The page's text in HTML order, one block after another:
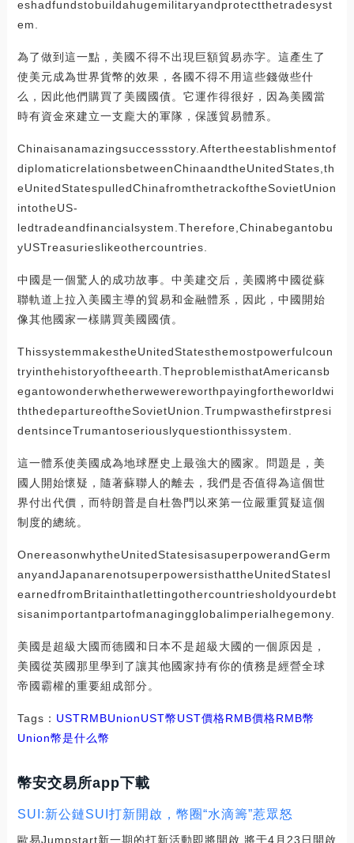
eshadfundstobuildahugemilitaryandprotectthetradesyst
em.
為了做到這一點，美國不得不出現巨額貿易赤字。這產生了
使美元成為世界貨幣的效果，各國不得不用這些錢做些什
么，因此他們購買了美國國債。它運作得很好，因為美國當
時有資金來建立一支龐大的軍隊，保護貿易體系。
Chinaisanamazingsuccessstory.Aftertheestablishmentof
diplomaticrelationsbetweenChinaandtheUnitedStates,th
eUnitedStatespulledChinafromthetrackoftheSovietUnion
intotheUS-
ledtradeandfinancialsystem.Therefore,Chinabegantobu
yUSTreasurieslikeothercountries.
中國是一個驚人的成功故事。中美建交后，美國將中國從蘇
聯軌道上拉入美國主導的貿易和金融體系，因此，中國開始
像其他國家一樣購買美國國債。
ThissystemmakestheUnitedStatesthemostpowerfulcoun
tryinthehistoryoftheearth.TheproblemisthatAmericansb
egantowonderwhetherwewereworthpayingfortheworldwi
ththedepartureoftheSovietUnion.Trumpwasthefirstpresi
dentsinceTrumantoseriouslyquestionthissystem.
這一體系使美國成為地球歷史上最強大的國家。問題是，美
國人開始懷疑，隨著蘇聯人的離去，我們是否值得為這個世
界付出代價，而特朗普是自杜魯門以來第一位嚴重質疑這個
制度的總統。
OnereasonwhytheUnitedStatesisasuperpowerandGerm
anyandJapanarenotsuperpowersisthattheUnitedStatesl
earnedfromBritainthatlettingothercountriesholdyourdebt
sisanimportantpartofmanagingglobalimperialhegemony.
美國是超級大國而德國和日本不是超級大國的一個原因是，
美國從英國那里學到了讓其他國家持有你的債務是經營全球
帝國霸權的重要組成部分。
Tags： USTRMBUnionUST幣UST價格RMB價格RMB幣
Union幣是什么幣
幣安交易所app下載
SUI:新公鏈SUI打新開啟，幣圈“水滴籌”惹眾怒
歐易Jumpstart新一期的打新活動即將開啟,將于4月23日開啟